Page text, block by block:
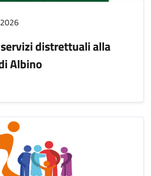
distrettuali alla
Albino